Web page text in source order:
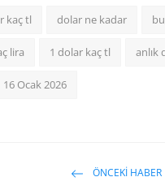
kaç tl dolar ne kadar
lira 1 dolar kaç tl anlık
16 Ocak 2026
ÖNCEKI HABER